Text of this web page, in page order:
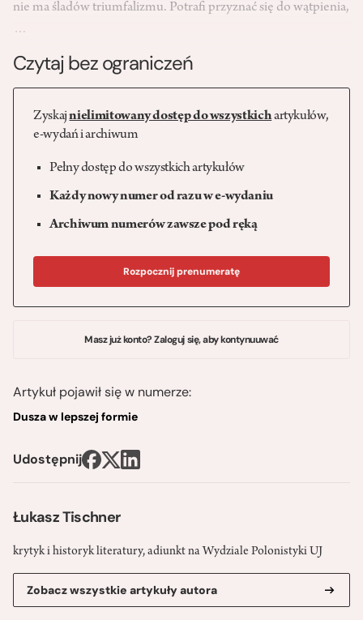
Łukasz Tischner
krytyk i historyk literatury, adiunkt na Wydziale Polonistyki UJ
Zobacz wszystkie artykuły autora
nie ma śladów triumfalizmu. Potrafi przyznać się do wątpienia,
…
Czytaj bez ograniczeń
Zyskajnielimitowany dostęp do wszystkichartykułów,
e-wydań i archiwum
Pełny dostęp do wszystkich artykułów
Każdy nowy numer od razu w e-wydaniu
Archiwum numerów zawsze pod ręką
Rozpocznij prenumeratę
Masz już konto? Zaloguj się, aby kontynuuwać
Artykuł pojawił się w numerze:
Dusza w lepszej formie
Udostępnij